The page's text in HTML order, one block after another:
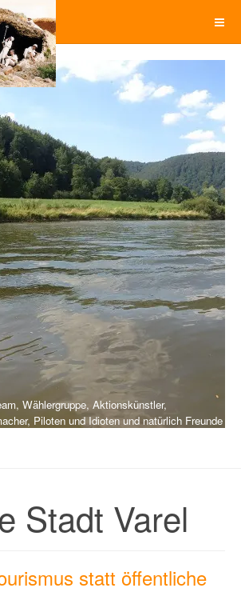
Wählergruppe, Aktionskünstler,
Piloten und Idioten und natürlich Freunde
Stadt Varel
statt öffentliche